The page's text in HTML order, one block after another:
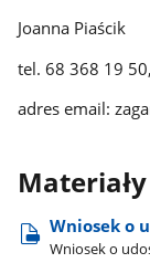
Joanna Piaścik
tel. 68 368 19
adres email:
Materiały
Wniosek o
Wniosek o